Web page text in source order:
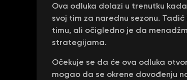
Ova odluka dolazi u trenutku
svoj tim za narednu sezonu.
timu, ali očigledno je da
strategijama.
Očekuje se da će ova odluka
mogao da se okrene dovođenju